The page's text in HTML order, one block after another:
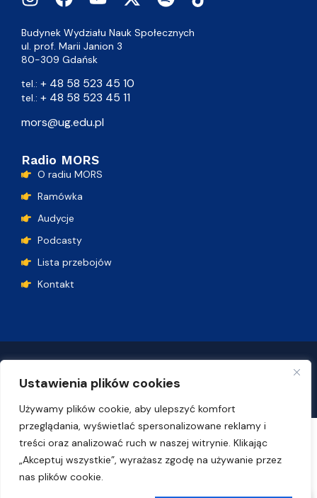
Ustawienia plików cookies
Używamy plików cookie, aby ulepszyć komfort
przeglądania, wyświetlać spersonalizowane reklamy i
treści oraz analizować ruch w naszej witrynie. Klikając
„Akceptuj wszystkie”, wyrażasz zgodę na używanie przez
nas plików cookie.
Budynek Wydziału Nauk Społecznych
ul. prof. Marii Janion 3
80-309 Gdańsk
tel.: + 48 58 523 45 10
tel.: + 48 58 523 45 11
mors@ug.edu.pl
Radio MORS
O radiu MORS
Ramówka
Audycje
Podcasty
Lista przebojów
Kontakt
Polityka plików cookieDeklaracja dostępności